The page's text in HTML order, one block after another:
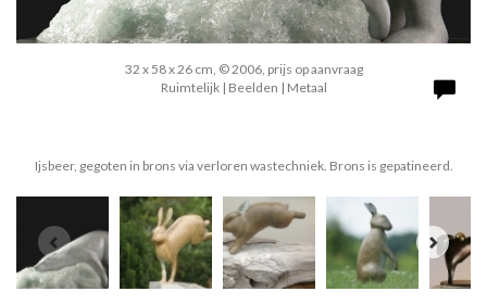
32 x 58 x 26 cm, © 2006, prijs op aanvraag
Ruimtelijk | Beelden | Metaal
Ijsbeer, gegoten in brons via verloren wastechniek. Brons is gepatineerd.